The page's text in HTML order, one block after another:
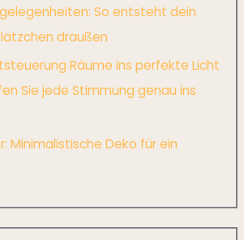
So entsteht dein
draußen
Räume ins perfekte Licht
Sie jede Stimmung genau ins
Minimalistische Deko für ein